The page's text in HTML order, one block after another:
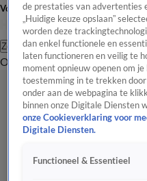
Volg Hart van Nederland
Zoeken
OverzichtRegioUitzendingen
de prestaties van advertenties
„Huidige keuze opslaan”
worden deze
dan enkel functionele en
laten functioneren en veilig te
moment opnieuw openen om
toestemming in te trekken
onder aan de webpagina te
binnen onze Digitale Diensten
onze Cookieverklaring voor
Digitale Diensten.
Functioneel & Essentieel